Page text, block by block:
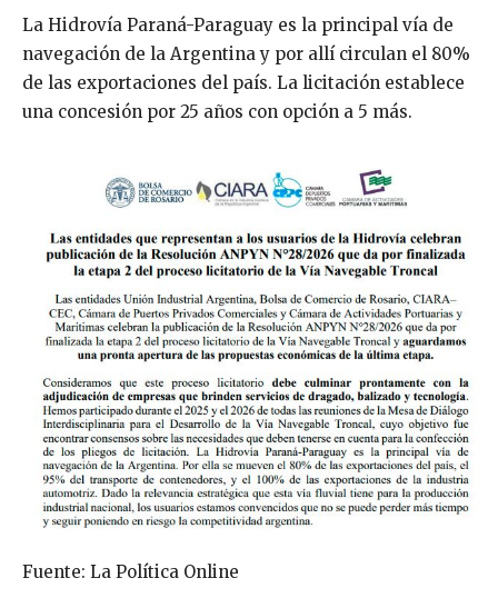
La Hidrovía Paraná-Paraguay es la principal vía de
navegación de la Argentina y por allí circulan el 80%
de las exportaciones del país. La licitación establece
una concesión por 25 años con opción a 5 más.
Fuente: La Política Online